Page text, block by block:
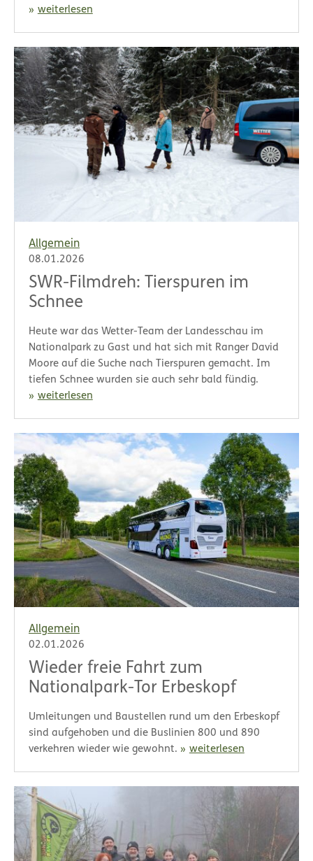
weiterlesen
Allgemein
08.01.2026
SWR-Filmdreh: Tierspuren im
Schnee
Heute war das Wetter-Team der Landesschau im
Nationalpark zu Gast und hat sich mit Ranger David
Moore auf die Suche nach Tierspuren gemacht. Im
tiefen Schnee wurden sie auch sehr bald fündig.
weiterlesen
Allgemein
02.01.2026
Wieder freie Fahrt zum
Nationalpark-Tor Erbeskopf
Umleitungen und Baustellen rund um den Erbeskopf
sind aufgehoben und die Buslinien 800 und 890
verkehren wieder wie gewohnt.
weiterlesen